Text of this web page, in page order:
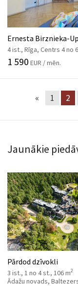
Ernesta Birznieka-
4 ist., Rīga, Centrs 4 no
1 590 EUR / mēn.
« 1 2
Jaunākie
Pārdod dzīvokli
3 ist., 1 no 4 st., 106 m2
Ādažu novads,